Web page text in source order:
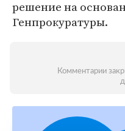
решение на
Генпрокуратуры.
Комментарии